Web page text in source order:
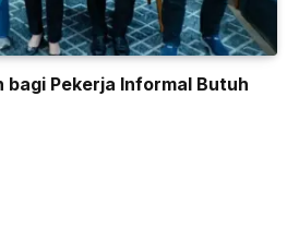
bagi Pekerja Informal Butuh